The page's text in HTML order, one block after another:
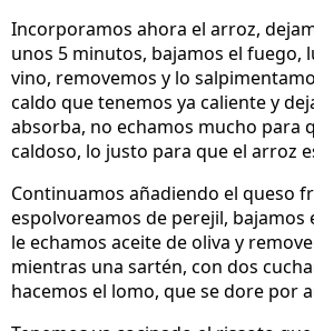
Incorporamos ahora el arroz,
unos 5 minutos, bajamos el fuego,
vino, removemos y lo
caldo que tenemos ya caliente y
absorba, no echamos mucho para
caldoso, lo justo para que el arroz
Continuamos añadiendo el queso
espolvoreamos de perejil, bajamos
le echamos aceite de oliva y
mientras una sartén, con dos
hacemos el lomo, que se dore por